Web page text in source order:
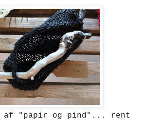
af "papir og pind"... rent